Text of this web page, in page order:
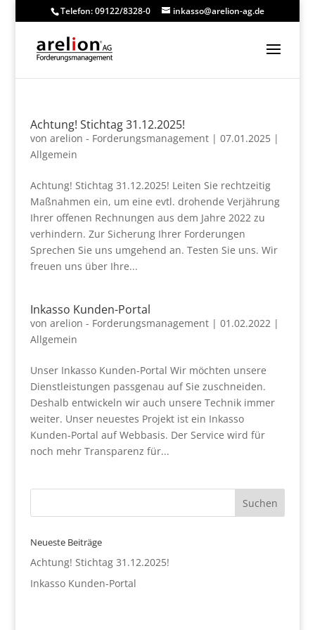
Telefon: 09122/8328-0 inkasso@arelion-ag.de
Achtung! Stichtag 31.12.2025!
von arelion - Forderungsmanagement| 07.01.2025|
Allgemein
Achtung! Stichtag 31.12.2025! Leiten Sie rechtzeitig
Maßnahmen ein, um eine evtl. drohende Verjährung
Ihrer offenen Rechnungen aus dem Jahre 2022 zu
verhindern. Zur Sicherung Ihrer Forderungen
Sprechen Sie uns umgehend an. Testen Sie uns. Wir
freuen uns über Ihre...
Inkasso Kunden-Portal
von arelion - Forderungsmanagement| 01.02.2022|
Allgemein
Unser Inkasso Kunden-Portal Wir möchten unsere
Dienstleistungen passgenau auf Sie zuschneiden.
Deshalb entwickeln wir auch unsere Technik immer
weiter. Unser neuestes Projekt ist ein Inkasso
Kunden-Portal auf Webbasis. Der Service wird für
noch mehr Transparenz für...
Neueste Beiträge
Achtung! Stichtag 31.12.2025!
Inkasso Kunden-Portal